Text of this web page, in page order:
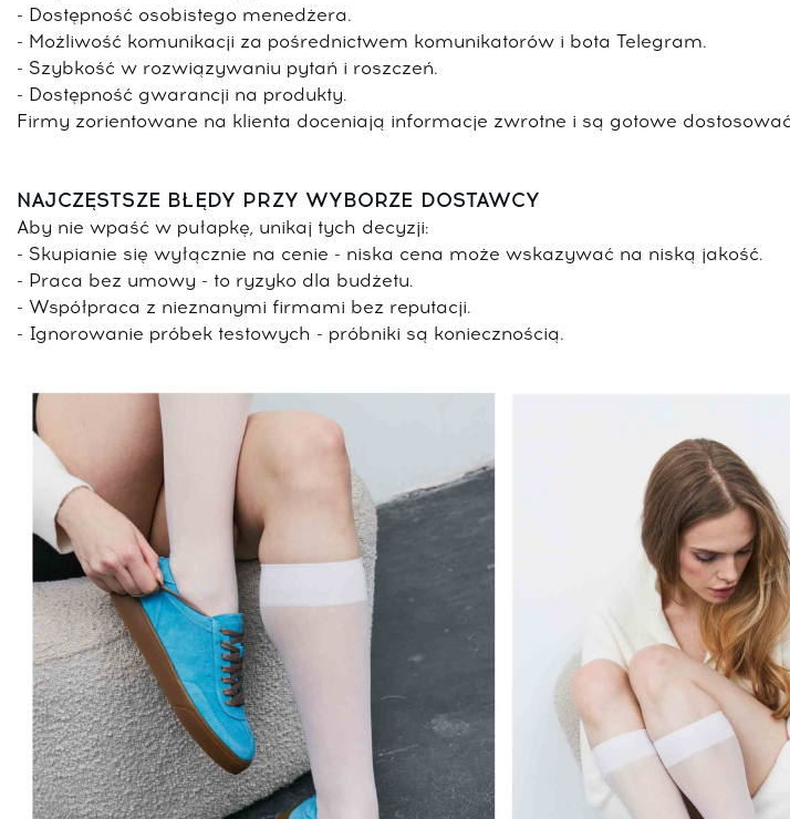
- Dostępność osobistego menedżera.
- Możliwość komunikacji za pośrednictwem komunikatorów i bota Telegram.
- Szybkość w rozwiązywaniu pytań i roszczeń.
- Dostępność gwarancji na produkty.
Firmy zorientowane na klienta doceniają informacje zwrotne i są gotowe
NAJCZĘSTSZE BŁĘDY PRZY WYBORZE DOSTAWCY
Aby nie wpaść w pułapkę, unikaj tych decyzji:
- Skupianie się wyłącznie na cenie - niska cena może wskazywać na niską jakość.
- Praca bez umowy - to ryzyko dla budżetu.
- Współpraca z nieznanymi firmami bez reputacji.
- Ignorowanie próbek testowych - próbniki są koniecznością.